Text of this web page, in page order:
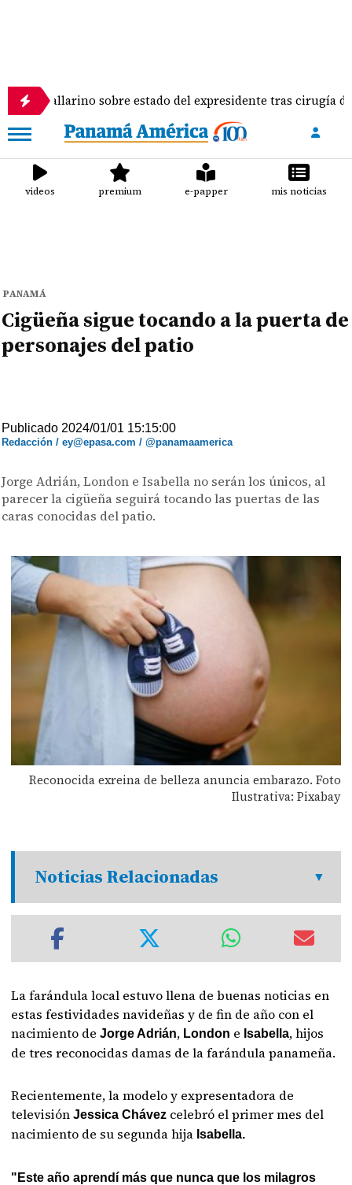
sobre estado del expresidente tras cirugía de columna
videos premium e-papper mis noticias
PANAMÁ
Cigüeña sigue tocando a la puerta de
personajes del patio
Publicado 2024/01/01 15:15:00
Redacción / ey@epasa.com / @panamaamerica
Jorge Adrián, London e Isabella no serán los únicos, al
parecer la cigüeña seguirá tocando las puertas de las
caras conocidas del patio.
Reconocida exreina de belleza anuncia embarazo. Foto
Ilustrativa: Pixabay
Noticias Relacionadas
La farándula local estuvo llena de buenas noticias en
estas festividades navideñas y de fin de año con el
nacimiento deJorge Adrián, London e Isabella, hijos
de tres reconocidas damas de la farándula panameña.
Recientemente, la modelo y expresentadora de
televisiónJessica Chávez celebró el primer mes del
nacimiento de su segunda hija Isabella.
"Este año aprendí más que nunca que los milagros